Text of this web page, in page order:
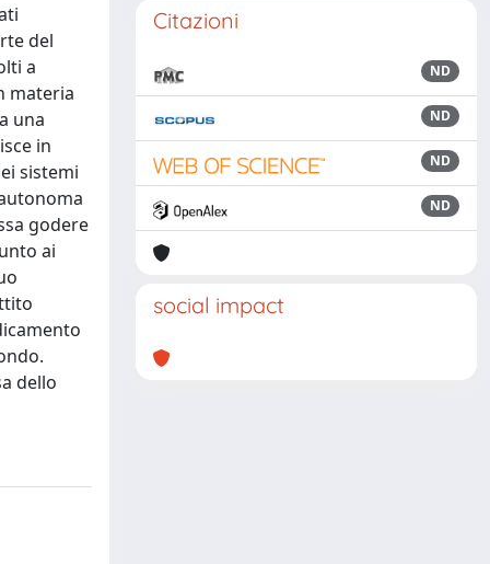
del
a
materia
una
in
sistemi
godere
ai
dello
Citazioni
ND
ND
ND
ND
social impact